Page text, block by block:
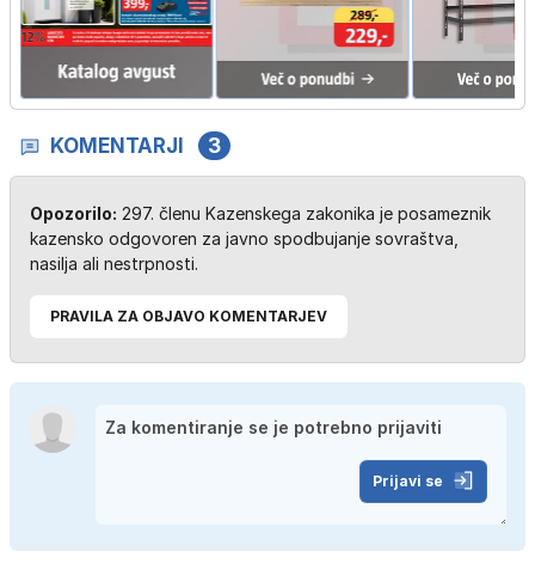
KOMENTARJI 3
Opozorilo: 297. členu Kazenskega zakonika je posameznik
kazensko odgovoren za javno spodbujanje sovraštva,
nasilja ali nestrpnosti.
PRAVILA ZA OBJAVO KOMENTARJEV
Prijavi se